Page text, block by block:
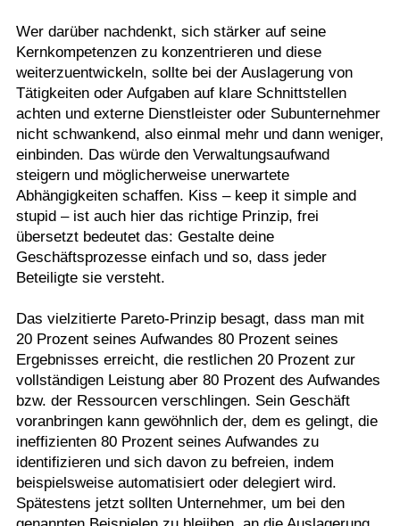
Wer darüber nachdenkt, sich stärker auf seine
Kernkompetenzen zu konzentrieren und diese
weiterzuentwickeln, sollte bei der Auslagerung von
Tätigkeiten oder Aufgaben auf klare Schnittstellen
achten und externe Dienstleister oder Subunternehmer
nicht schwankend, also einmal mehr und dann weniger,
einbinden. Das würde den Verwaltungsaufwand
steigern und möglicherweise unerwartete
Abhängigkeiten schaffen. Kiss – keep it simple and
stupid – ist auch hier das richtige Prinzip, frei
übersetzt bedeutet das: Gestalte deine
Geschäftsprozesse einfach und so, dass jeder
Beteiligte sie versteht.
Das vielzitierte Pareto-Prinzip besagt, dass man mit
20 Prozent seines Aufwandes 80 Prozent seines
Ergebnisses erreicht, die restlichen 20 Prozent zur
vollständigen Leistung aber 80 Prozent des Aufwandes
bzw. der Ressourcen verschlingen. Sein Geschäft
voranbringen kann gewöhnlich der, dem es gelingt, die
ineffizienten 80 Prozent seines Aufwandes zu
identifizieren und sich davon zu befreien, indem
beispielsweise automatisiert oder delegiert wird.
Spätestens jetzt sollten Unternehmer, um bei den